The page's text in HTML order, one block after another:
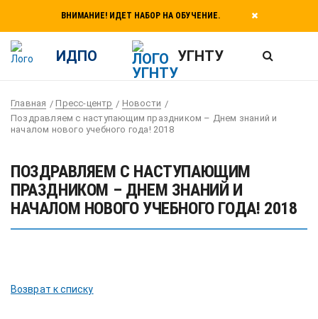
ВНИМАНИЕ! ИДЕТ НАБОР НА ОБУЧЕНИЕ.
ИДПО УГНТУ
Главная Пресс-центр
Новости
Поздравляем с наступающим праздником – Днем знаний и
началом нового учебного года! 2018
ПОЗДРАВЛЯЕМ С НАСТУПАЮЩИМ
ПРАЗДНИКОМ – ДНЕМ ЗНАНИЙ И
НАЧАЛОМ НОВОГО УЧЕБНОГО ГОДА! 2018
Возврат к списку